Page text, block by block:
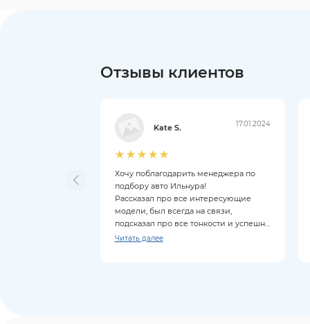
Отзывы клиентов
Kate S. 17.01.2024
Хочу поблагодарить менеджера по
подбору авто Ильнура!
Рассказал про все интересующие
модели, был всегда на связи,
подсказал про все тонкости и успешно
провёл сделку.
Читать далее